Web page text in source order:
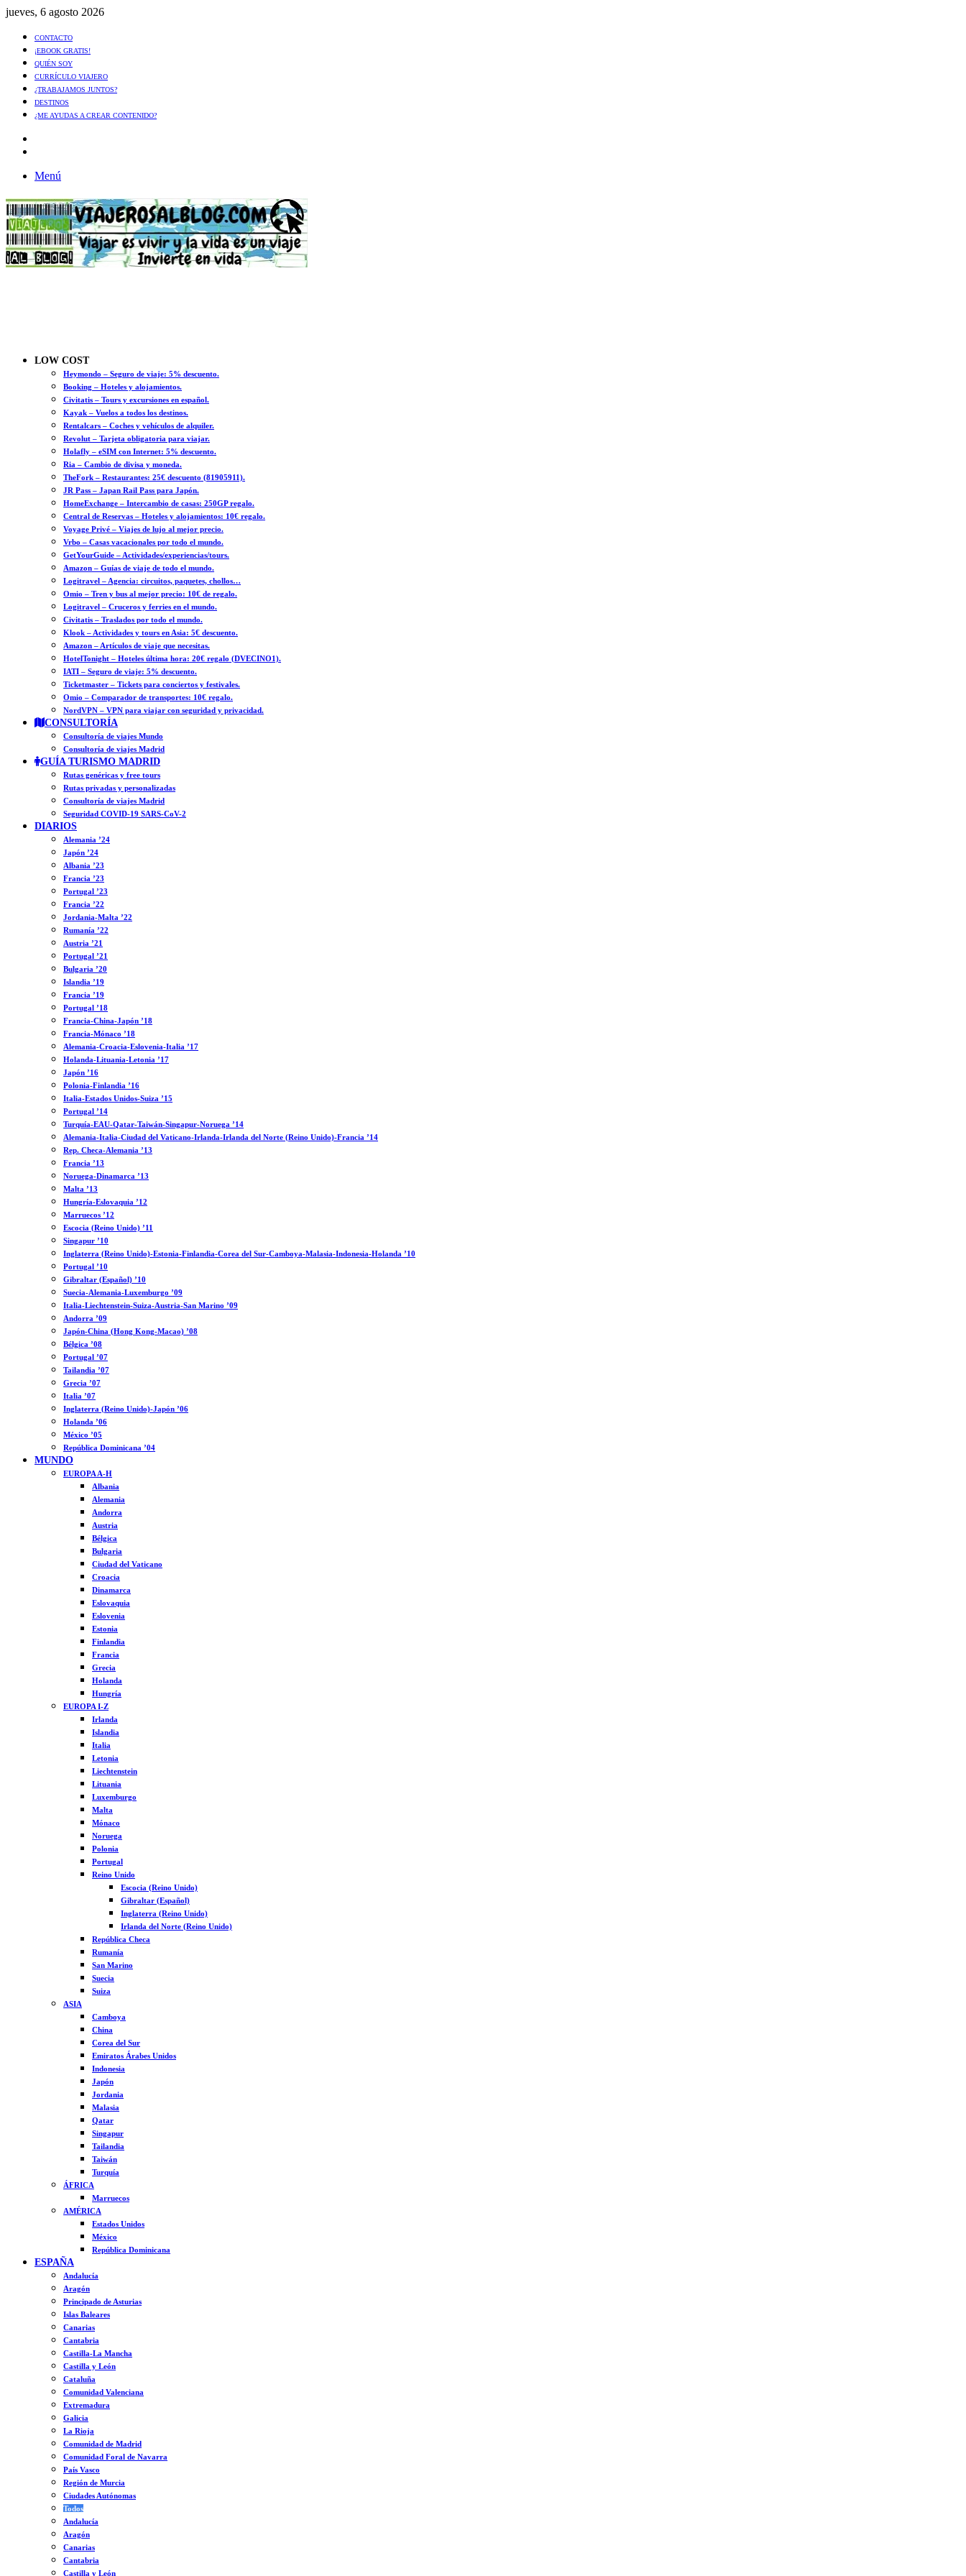
jueves, 6 agosto 2026
CONTACTO
¡EBOOK GRATIS!
QUIÉN SOY
CURRÍCULO VIAJERO
¿TRABAJAMOS JUNTOS?
DESTINOS
¿ME AYUDAS A CREAR CONTENIDO?
Menú
LOW COST
Heymondo – Seguro de viaje: 5% descuento.
Booking – Hoteles y alojamientos.
Civitatis – Tours y excursiones en español.
Kayak – Vuelos a todos los destinos.
Rentalcars – Coches y vehículos de alquiler.
Revolut – Tarjeta obligatoria para viajar.
Holafly – eSIM con Internet: 5% descuento.
Ria – Cambio de divisa y moneda.
TheFork – Restaurantes: 25€ descuento (81905911).
JR Pass – Japan Rail Pass para Japón.
HomeExchange – Intercambio de casas: 250GP regalo.
Central de Reservas – Hoteles y alojamientos: 10€ regalo.
Voyage Privé – Viajes de lujo al mejor precio.
Vrbo – Casas vacacionales por todo el mundo.
GetYourGuide – Actividades/experiencias/tours.
Amazon – Guías de viaje de todo el mundo.
Logitravel – Agencia: circuitos, paquetes, chollos…
Omio – Tren y bus al mejor precio: 10€ de regalo.
Logitravel – Cruceros y ferries en el mundo.
Civitatis – Traslados por todo el mundo.
Klook – Actividades y tours en Asia: 5€ descuento.
Amazon – Artículos de viaje que necesitas.
HotelTonight – Hoteles última hora: 20€ regalo (DVECINO1).
IATI – Seguro de viaje: 5% descuento.
Ticketmaster – Tickets para conciertos y festivales.
Omio – Comparador de transportes: 10€ regalo.
NordVPN – VPN para viajar con seguridad y privacidad.
CONSULTORÍA
Consultoría de viajes Mundo
Consultoría de viajes Madrid
GUÍA TURISMO MADRID
Rutas genéricas y free tours
Rutas privadas y personalizadas
Consultoría de viajes Madrid
Seguridad COVID-19 SARS-CoV-2
DIARIOS
Alemania ’24
Japón ’24
Albania ’23
Francia ’23
Portugal ’23
Francia ’22
Jordania-Malta ’22
Rumanía ’22
Austria ’21
Portugal ’21
Bulgaria ’20
Islandia ’19
Francia ’19
Portugal ’18
Francia-China-Japón ’18
Francia-Mónaco ’18
Alemania-Croacia-Eslovenia-Italia ’17
Holanda-Lituania-Letonia ’17
Japón ’16
Polonia-Finlandia ’16
Italia-Estados Unidos-Suiza ’15
Portugal ’14
Turquía-EAU-Qatar-Taiwán-Singapur-Noruega ’14
Alemania-Italia-Ciudad del Vaticano-Irlanda-Irlanda del Norte (Reino Unido)-Francia ’14
Rep. Checa-Alemania ’13
Francia ’13
Noruega-Dinamarca ’13
Malta ’13
Hungría-Eslovaquia ’12
Marruecos ’12
Escocia (Reino Unido) ’11
Singapur ’10
Inglaterra (Reino Unido)-Estonia-Finlandia-Corea del Sur-Camboya-Malasia-Indonesia-Holanda ’10
Portugal ’10
Gibraltar (Español) ’10
Suecia-Alemania-Luxemburgo ’09
Italia-Liechtenstein-Suiza-Austria-San Marino ’09
Andorra ’09
Japón-China (Hong Kong-Macao) ’08
Bélgica ’08
Portugal ’07
Tailandia ’07
Grecia ’07
Italia ’07
Inglaterra (Reino Unido)-Japón ’06
Holanda ’06
México ’05
República Dominicana ’04
MUNDO
EUROPA A-H
Albania
Alemania
Andorra
Austria
Bélgica
Bulgaria
Ciudad del Vaticano
Croacia
Dinamarca
Eslovaquia
Eslovenia
Estonia
Finlandia
Francia
Grecia
Holanda
Hungría
EUROPA I-Z
Irlanda
Islandia
Italia
Letonia
Liechtenstein
Lituania
Luxemburgo
Malta
Mónaco
Noruega
Polonia
Portugal
Reino Unido
Escocia (Reino Unido)
Gibraltar (Español)
Inglaterra (Reino Unido)
Irlanda del Norte (Reino Unido)
República Checa
Rumanía
San Marino
Suecia
Suiza
ASIA
Camboya
China
Corea del Sur
Emiratos Árabes Unidos
Indonesia
Japón
Jordania
Malasia
Qatar
Singapur
Tailandia
Taiwán
Turquía
ÁFRICA
Marruecos
AMÉRICA
Estados Unidos
México
República Dominicana
ESPAÑA
Andalucía
Aragón
Principado de Asturias
Islas Baleares
Canarias
Cantabria
Castilla-La Mancha
Castilla y León
Cataluña
Comunidad Valenciana
Extremadura
Galicia
La Rioja
Comunidad de Madrid
Comunidad Foral de Navarra
País Vasco
Región de Murcia
Ciudades Autónomas
Todos
Andalucía
Aragón
Canarias
Cantabria
Castilla y León